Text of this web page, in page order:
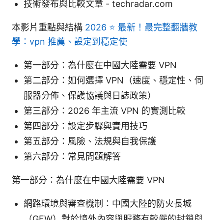
技術發布與比較文章 - techradar.com
本影片重點與結構 2026 ⭐ 最新！最完整翻牆教
學：vpn 推薦、設定到穩定使
第一部分：為什麼在中國大陸需要 VPN
第二部分：如何選擇 VPN（速度、穩定性、伺
服器分佈、保護協議與日誌政策）
第三部分：2026 年主流 VPN 的實測比較
第四部分：設定步驟與實用技巧
第五部分：風險、法規與自我保護
第六部分：常見問題解答
第一部分：為什麼在中國大陸需要 VPN
網路環境與審查機制：中國大陸的防火長城